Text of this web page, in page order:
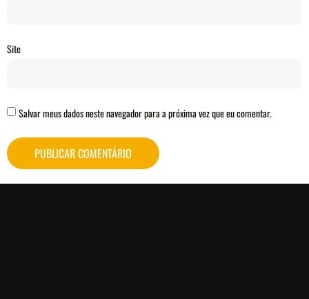
Site
Salvar meus dados neste navegador para a próxima vez que eu comentar.